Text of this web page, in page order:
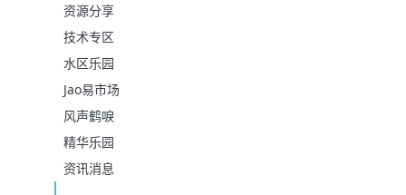
资源分享
技术专区
水区乐园
Jao易市场
风声鹤唳
精华乐园
资讯消息